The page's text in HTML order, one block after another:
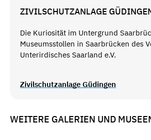
ZIVILSCHUTZANLAGE
Die Kuriosität im Untergrund
Museumsstollen in Saarbrücken des
Unterirdisches Saarland e.V.
Zivilschutzanlage Güdingen
WEITERE GALERIEN UND